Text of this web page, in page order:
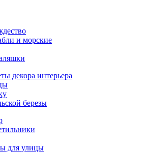
и морские
декора интерьера
березы
для улицы